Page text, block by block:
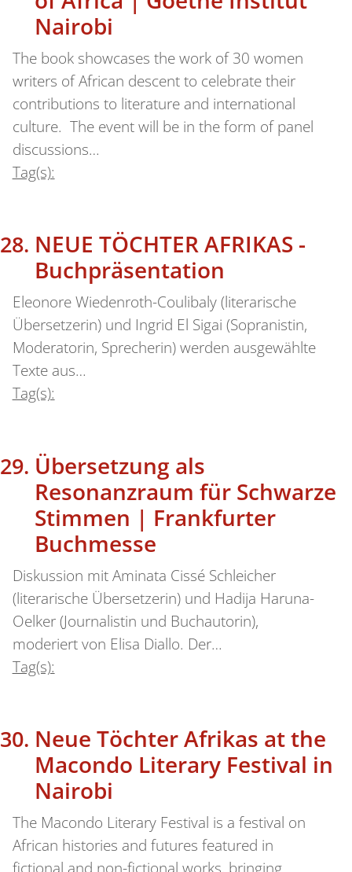
Nairobi
The book showcases the work of 30 women
writers of African descent to celebrate their
contributions to literature and international
culture. The event will be in the form of panel
discussions…
Tag(s):
NEUE TÖCHTER AFRIKAS -
Buchpräsentation
Eleonore Wiedenroth-Coulibaly (literarische
Übersetzerin) und Ingrid El Sigai (Sopranistin,
Moderatorin, Sprecherin) werden ausgewählte
Texte aus…
Tag(s):
Übersetzung als
Resonanzraum für Schwarze
Stimmen | Frankfurter
Buchmesse
Diskussion mit Aminata Cissé Schleicher
(literarische Übersetzerin) und Hadija Haruna-
Oelker (Journalistin und Buchautorin),
moderiert von Elisa Diallo. Der…
Tag(s):
Neue Töchter Afrikas at the
Macondo Literary Festival in
Nairobi
The Macondo Literary Festival is a festival on
African histories and futures featured in